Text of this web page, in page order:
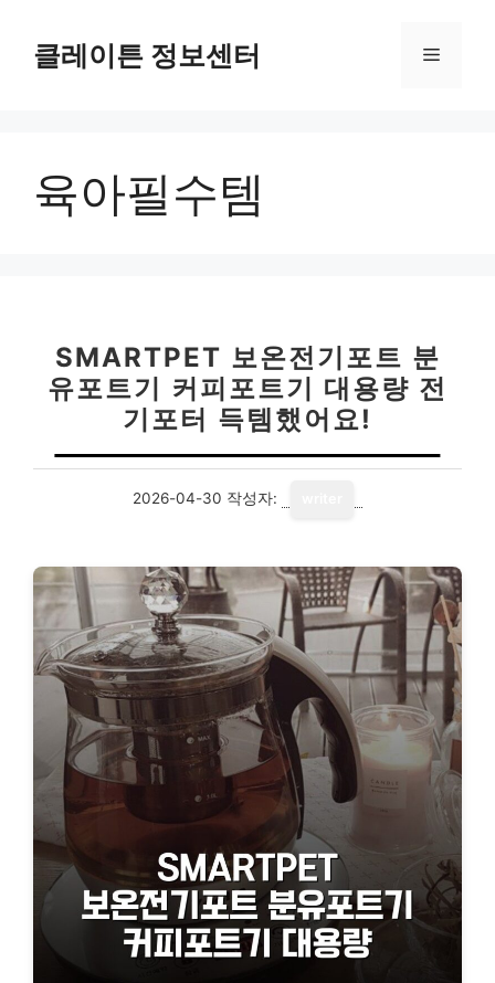
클레이튼 정보센터 메
육아필수템
SMARTPET 보온전기포트 분
유포트기 커피포트기 대용량 전
기포터 득템했어요!
2026-04-30 작성자: